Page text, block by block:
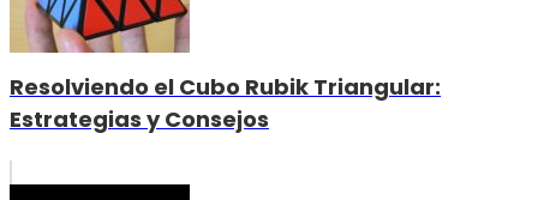
Resolviendo el Cubo Rubik Triangular:
Estrategias y Consejos